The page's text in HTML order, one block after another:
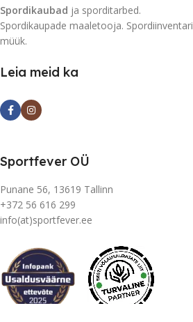
Spordikaubad ja sporditarbed.
Spordikaupade maaletooja. Spordiinventari
müük.
Leia meid ka
Sportfever OÜ
Punane 56, 13619 Tallinn
+372 56 616 299
info(at)sportfever.ee